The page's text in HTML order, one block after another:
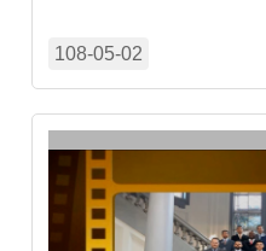
108-05-02